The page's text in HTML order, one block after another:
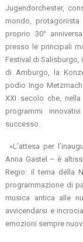
Jugendorchester,
mondo,
proprio 30°
presso le principali
Festival di
di Amburgo, la
podio Ingo
XXI secolo che,
programmi
successo.
«L’attesa per
Anna Gastel – è
Regio: il tema della
programmazione di
musica antica alle
avvicendarsi e
emozioni sempre